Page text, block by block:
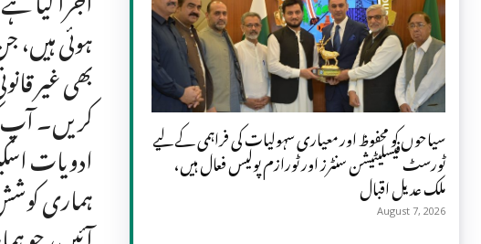
ہوئی
بھی غیر
کریں۔ آپ
ادویات
ہماری
سیاحوں کو محفوظ اور معیاری سہولیات کی فراہمی کے لیے
ٹورسٹ فیسلیٹیشن سنٹرز اور ٹورازم پولیس فعال ہیں،
ملک عدیل اقبال
August 7, 2026